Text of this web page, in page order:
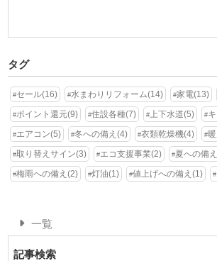
タグ
セール(16) 水まわりリフォーム(14) 家電(13)
ポイント還元(9)
住設各種(7) 上下水道(5)
エアコン(5)
冬への備え(4) 衣類乾燥機(4)
取り替えサイン(3)
エコ支援事業(2) 夏への備
梅雨への備え(2)
灯油(1) 値上げへの備え(1)
一覧
記事検索